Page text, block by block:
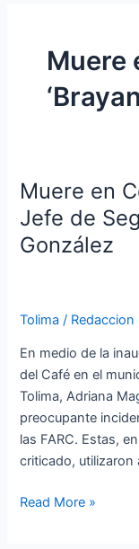
Muere
Muere en
Jefe de
González
Tolima / Redaccion
En medio de la
del Café en el
Tolima, Adriana
preocupante
las FARC. Estas,
criticado, utilizaron
Muere
en
Combate
Alias
de
de
Libardo
González
Read More »